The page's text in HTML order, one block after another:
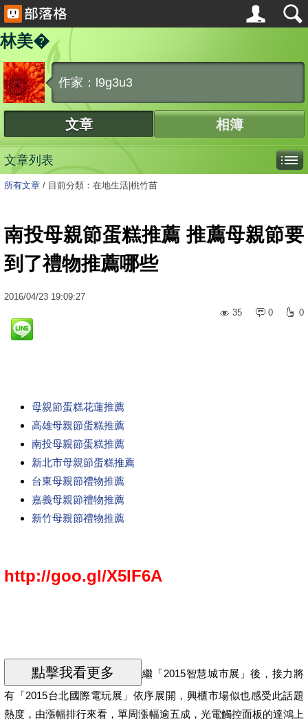
林美�
作家：l9g3u3
文章 相簿
文章列表
所有文章 / 目前分類：在地生活|桃竹苗
南投母親節蛋糕推薦 推薦母親節要
到了禮物推薦哪些
2016/04/23 19:09:27
35
0 0
母親節蛋糕花蓮推薦
高雄母親節蛋糕推薦
南投母親節蛋糕推薦
新北市母親節蛋糕推薦
台東母親節禮物推薦
嘉義母親節禮物推薦
新竹母親節禮物推薦
http://goo.gl/X5IF6A
繼「2015智慧城市展」後，接力將
有「2015台北國際電玩展」依序展開，興櫃市場似也感受此話題
熱度，由漲幅排行來看，單周漲幅逾五成，光電觸控面板的達鴻上